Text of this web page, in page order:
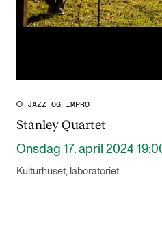
JAZZ OG IMPRO
Stanley Quartet
Onsdag 17. april 2024
Kulturhuset, laboratoriet